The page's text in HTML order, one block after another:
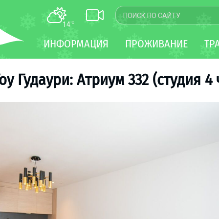
14°C
ИНФОРМАЦИЯ ПРОЖИВАНИЕ
Гудаури: Атриум 332 (студия 4
ТРАНСФЕР